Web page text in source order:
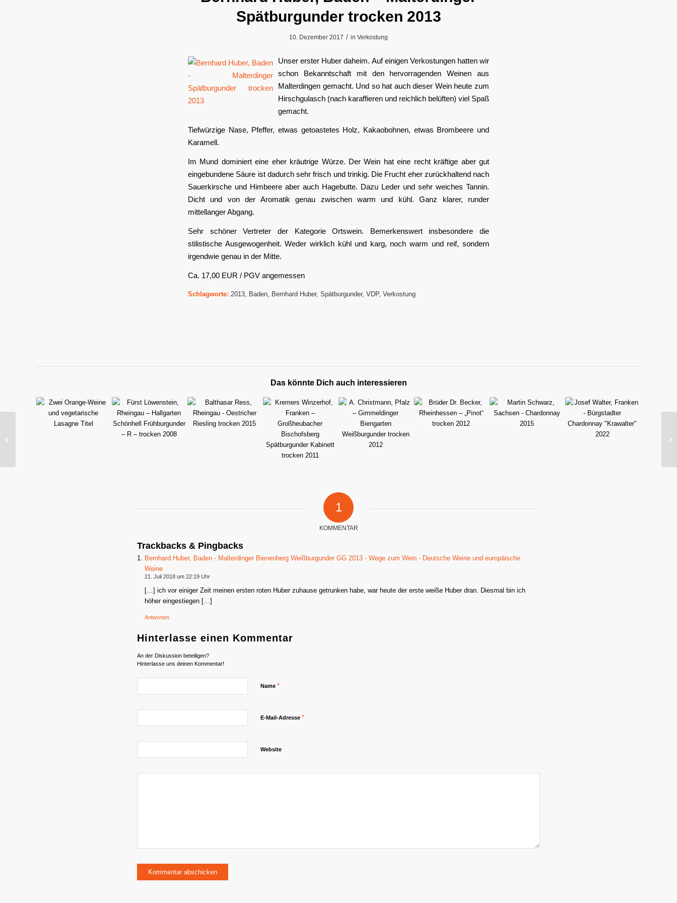
Spätburgunder trocken 2013
10. Dezember 2017 / in Verkostung
Unser erster Huber daheim. Auf einigen Verkostungen hatten wir
schon Bekanntschaft mit den hervorragenden Weinen aus
Malterdingen gemacht. Und so hat auch dieser Wein heute zum
Hirschgulasch (nach karaffieren und reichlich belüften) viel Spaß
gemacht.
Tiefwürzige Nase, Pfeffer, etwas getoastetes Holz, Kakaobohnen, etwas Brombeere und
Karamell.
Im Mund dominiert eine eher kräutrige Würze. Der Wein hat eine recht kräftige aber gut
eingebundene Säure ist dadurch sehr frisch und trinkig. Die Frucht eher zurückhaltend nach
Sauerkirsche und Himbeere aber auch Hagebutte. Dazu Leder und sehr weiches Tannin.
Dicht und von der Aromatik genau zwischen warm und kühl. Ganz klarer, runder
mittellanger Abgang.
Sehr schöner Vertreter der Kategorie Ortswein. Bemerkenswert insbesondere die
stilistische Ausgewogenheit. Weder wirklich kühl und karg, noch warm und reif, sondern
irgendwie genau in der Mitte.
Ca. 17,00 EUR / PGV angemessen
Schlagworte: 2013, Baden, Bernhard Huber, Spätburgunder, VDP, Verkostung
Das könnte Dich auch interessieren
1
KOMMENTAR
Trackbacks & Pingbacks
Bernhard Huber, Baden - Malterdinger Bienenberg Weißburgunder GG 2013 - Wege zum Wein - Deutsche Weine und europäische
Weine
21. Juli 2018 um 22:19 Uhr
[…] ich vor einiger Zeit meinen ersten roten Huber zuhause getrunken habe, war heute der erste weiße Huber dran. Diesmal bin ich
höher eingestiegen […]
Antworten
Hinterlasse einen Kommentar
An der Diskussion beteiligen?
Hinterlasse uns deinen Kommentar!
Name *
E-Mail-Adresse *
Website